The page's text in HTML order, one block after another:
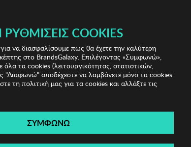
(0)
COOKIES
να διασφαλίσουμε πως θα έχετε την καλύτερη
στο BrandsGalaxy. Επιλέγοντας «Συμφωνώ»,
όλα τα cookies (λειτουργικότητας, στατιστικών,
"Διαφωνώ" αποδέχεστε να λαμβάνετε μόνο τα cookies
τη πολιτική μας για τα cookies και αλλάξτε τις
ΣΥΜΦΩΝΩ